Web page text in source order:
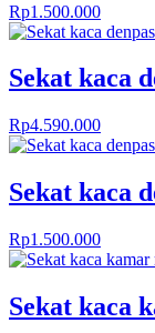
Rp1.500.000
Sekat kaca
Rp4.590.000
Sekat kaca
Rp1.500.000
Sekat kaca